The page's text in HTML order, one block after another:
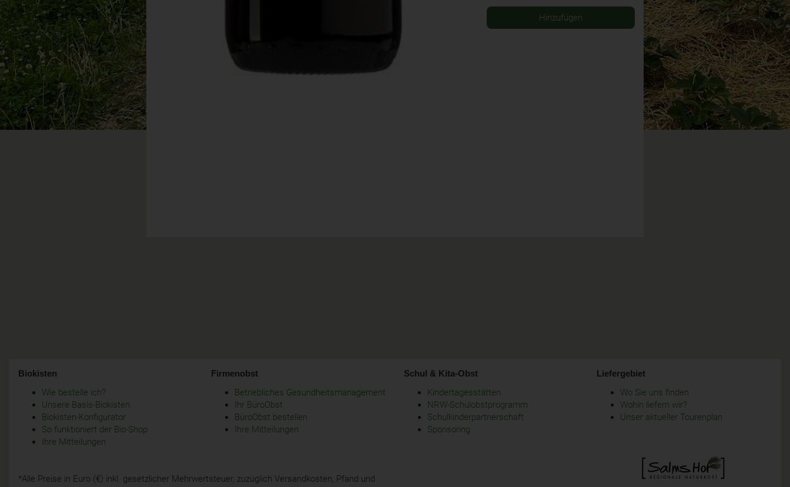
Hinzufügen
Biokisten
Wie bestelle ich?
Unsere Basis-Biokisten
Biokisten-Konfigurator
So funktioniert der Bio-Shop
Ihre Mitteilungen
Firmenobst
Betriebliches Gesundheitsmanagement
Ihr BüroObst
BüroObst bestellen
Ihre Mitteilungen
Schul & Kita-Obst
Kindertagesstätten
NRW-Schulobstprogramm
Schulkinderpartnerschaft
Sponsoring
Liefergebiet
Wo Sie uns finden
Wohin liefern wir?
Unser aktueller Tourenplan
*Alle Preise in Euro (€) inkl. gesetzlicher Mehrwertsteuer, zuzüglich Versandkosten, Pfand und